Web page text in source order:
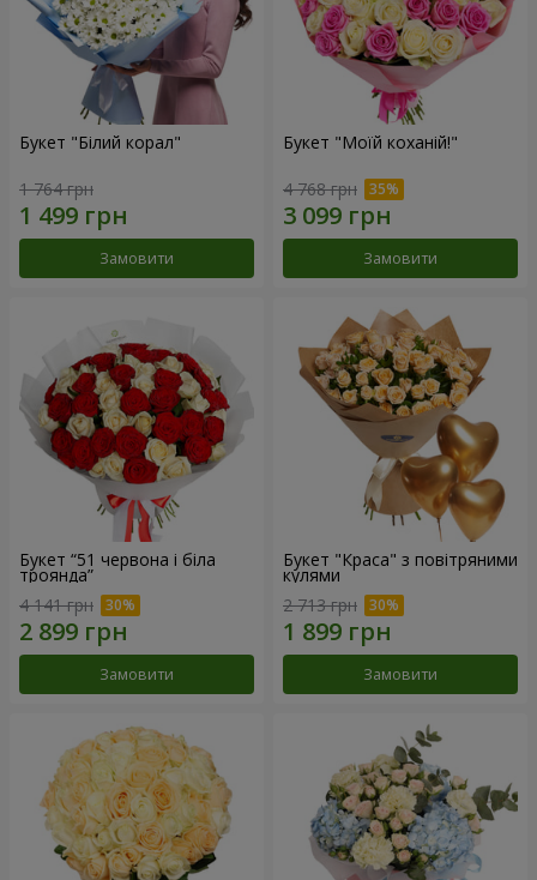
Букет "Білий корал"
1 764 грн
Замовити
Букет "Моїй коханій!"
4 768 грн
Замовити
Букет “51 червона і біла
троянда”
4 141 грн
Замовити
Букет "Краса" з повітряними
кулями
2 713 грн
Замовити